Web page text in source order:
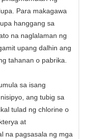
Para makagawa
hanggang sa
na naglalaman ng
upang dalhin ang
tahanan o pabrika.
sa isang
ang tubig sa
tulad ng chlorine o
at
na pagsasala ng mga